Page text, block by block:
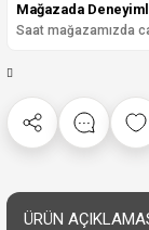
Mağazada
Saat mağazamızda
ÜRÜN